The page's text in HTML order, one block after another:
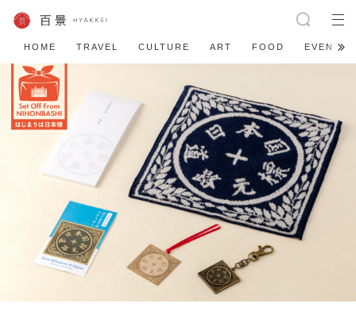
HOME TRAVEL CULTURE ART FOOD EVENT